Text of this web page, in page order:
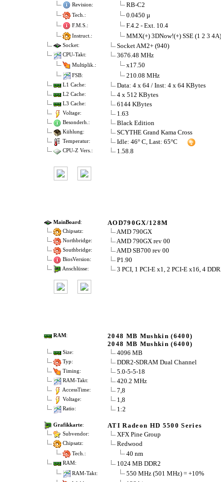
Revision: RB-C2
Tech.: 0.0450 µ
F.M.S.: F.4.2 - Ext. 10.4
Instruct.: MMX(+) 3DNow!(+) SSE (1 2 3
Socket: Socket AM2+ (940)
CPU-Takt: 3676.48 MHz
Multiplik.: x17.50
FSB: 210.08 MHz
L1 Cache: Data: 4 x 64 / Inst: 4 x 64 KBytes
L2 Cache: 4 x 512 KBytes
L3 Cache: 6144 KBytes
Voltage: 1.63
Besonderh.: Black Edition
Kühlung: SCYTHE Grand Kama Cross
Temperatur: Idle: 46° C, Last: 65°C
CPU-Z Vers.: 1.58.8
MainBoard: AOD790GX/128M
Chipsatz: AMD 790GX
Northbridge: AMD 790GX rev 00
Southbridge: AMD SB700 rev 00
BiosVersion: P1.90
Anschlüsse: 3 PCI, 1 PCI-E x1, 2 PCI-E x16, 4
RAM:
2048 MB Mushkin (6400)
2048 MB Mushkin (6400)
Size: 4096 MB
Typ: DDR2-SDRAM Dual Channel
Timing: 5.0-5-5-18
RAM-Takt: 420.2 MHz
AccessTime: 7,8
Voltage: 1,8
Ratio: 1:2
Grafikkarte: ATI Radeon HD 5500 Series
Subvendor: XFX Pine Group
Chipsatz: Redwood
Tech.: 40 nm
RAM: 1024 MB DDR2
RAM-Takt: 550 MHz (501 MHz) = +10%